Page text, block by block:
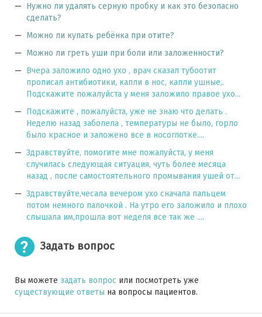
Нужно ли удалять серную пробку и как это безопасно
сделать?
Можно ли купать ребёнка при отите?
Можно ли греть уши при боли или заложенности?
Вчера заложило одно ухо , врач сказал тубоотит
прописал антибиотики, капли в нос, капли ушные,.
Подскажите пожалуйста у меня заложило правое ухо...
Подскажите , пожалуйста, уже не знаю что делать .
Неделю назад заболела , температуры не было, горло
было красное и заложено все в носоглотке....
Здравствуйте, помогите мне пожалуйста, у меня
случилась следующая ситуация, чуть более месяца
назад , после самостоятельного промывания ушей от...
Здравствуйте,чесала вечером ухо сначала пальцем
потом немного палочкой . На утро его заложило и плохо
слышала им,прошла вот неделя все так же ....
Задать вопрос
Вы можете задать вопрос или посмотреть уже
существующие ответы на вопросы пациентов.